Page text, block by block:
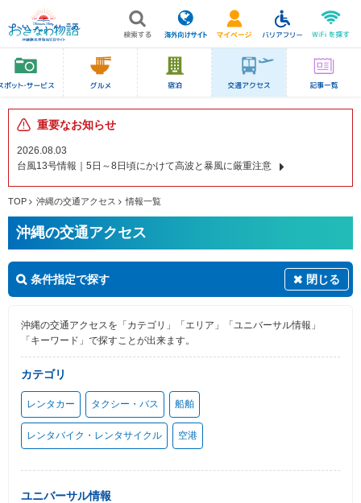
重要なお知らせ
2026.08.03
台風13号情報｜5日～8日頃にかけて高波と暴風に厳重注意
TOP 沖縄の交通アクセス 情報一覧
沖縄の交通アクセス
条件指定で探す 閉じる
沖縄の交通アクセスを「カテゴリ」「エリア」「ユニバーサル情報」
「キーワード」で探すことが出来ます。
カテゴリ
レンタカー タクシー・バス 船舶
レンタバイク・レンタサイクル 空港
ユニバーサル情報